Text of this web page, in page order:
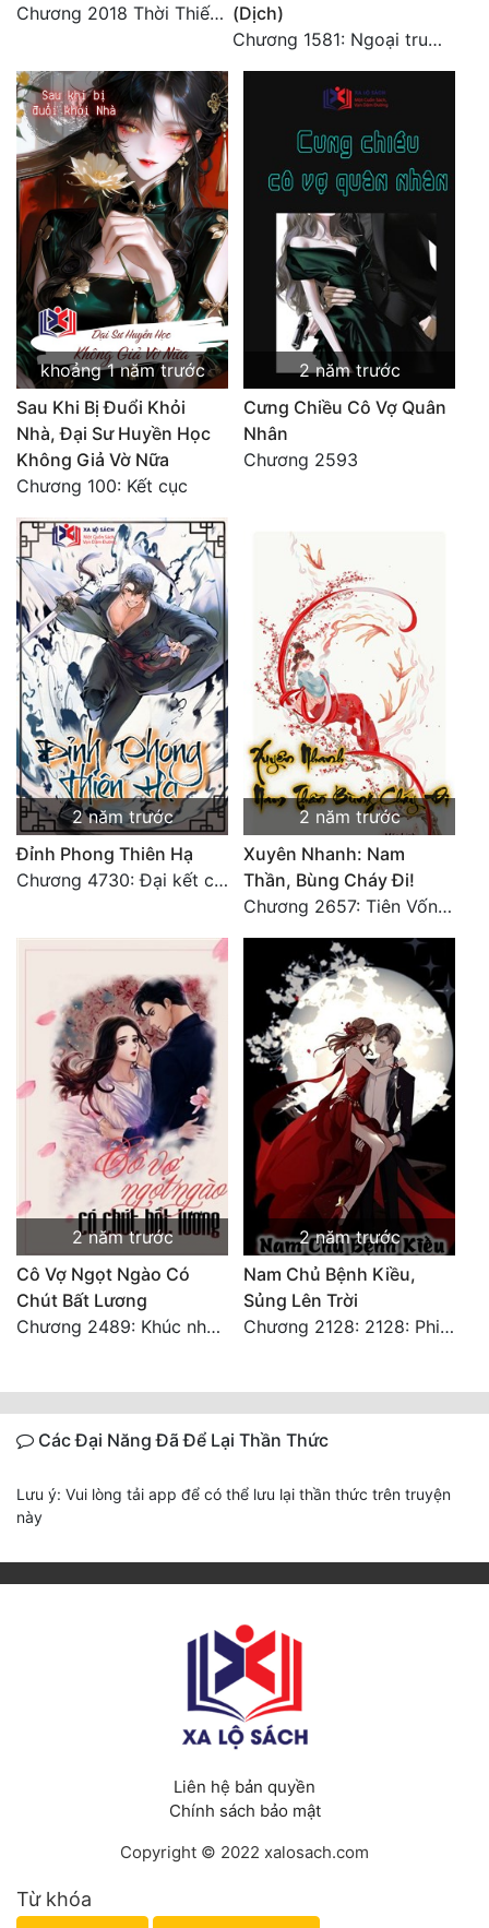
Chương 2018 Thời Thiếu Niên (Dịch)
Chương 1581: Ngoại truyện 1 (9)
khoảng 1 năm trước
Sau Khi Bị Đuổi Khỏi
Nhà, Đại Sư Huyền Học
Không Giả Vờ Nữa
Chương 100: Kết cục
2 năm trước
Cưng Chiều Cô Vợ Quân
Nhân
Chương 2593
2 năm trước
Đỉnh Phong Thiên Hạ
Chương 4730: Đại kết cục
2 năm trước
Xuyên Nhanh: Nam
Thần, Bùng Cháy Đi!
Chương 2657: Tiên Vốn Vô Lương (15). HẾT.
2 năm trước
Cô Vợ Ngọt Ngào Có
Chút Bất Lương
Chương 2489: Khúc nhạc dạo: Cuộc so đấu vô sỉ (Hoàn)
2 năm trước
Nam Chủ Bệnh Kiều,
Sủng Lên Trời
Chương 2128: 2128: Phiên Ngoại 10 Tô Cổ - Tiểu Hồng - Kết Thúc
Các Đại Năng Đã Để Lại Thần Thức
Lưu ý: Vui lòng tải app để có thể lưu lại thần thức trên truyện
này
Liên hệ bản quyền
Chính sách bảo mật
Copyright © 2022 xalosach.com
Từ khóa